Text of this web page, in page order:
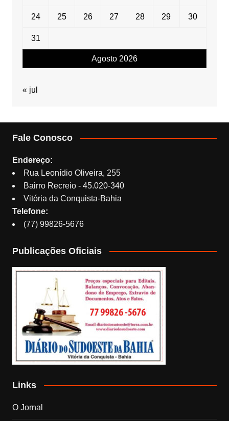
Agosto 2026
24 25 26 27 28 29 30
31
« jul
Fale Conosco
Endereço:
Rua Leonídio Oliveira, 255
Bairro Recreio - 45.020-340
Vitória da Conquista-Bahia
Telefone:
(77) 99826-5676
Publicações Oficiais
Links
O Jornal